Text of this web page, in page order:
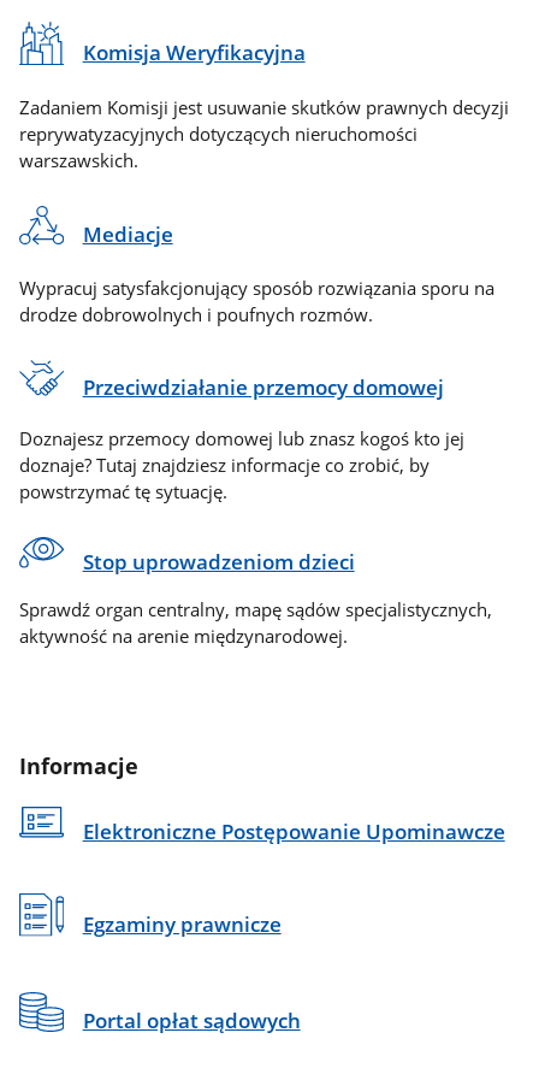
Komisja Weryfikacyjna
Zadaniem Komisji jest usuwanie skutków prawnych decyzji
reprywatyzacyjnych dotyczących nieruchomości
warszawskich.
Mediacje
Wypracuj satysfakcjonujący sposób rozwiązania sporu na
drodze dobrowolnych i poufnych rozmów.
Przeciwdziałanie przemocy domowej
Doznajesz przemocy domowej lub znasz kogoś kto jej
doznaje? Tutaj znajdziesz informacje co zrobić, by
powstrzymać tę sytuację.
Stop uprowadzeniom dzieci
Sprawdź organ centralny, mapę sądów specjalistycznych,
aktywność na arenie międzynarodowej.
Informacje
Elektroniczne Postępowanie Upominawcze
Egzaminy prawnicze
Portal opłat sądowych